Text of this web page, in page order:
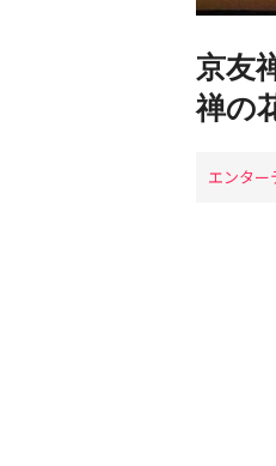
京友
禅の
エンター